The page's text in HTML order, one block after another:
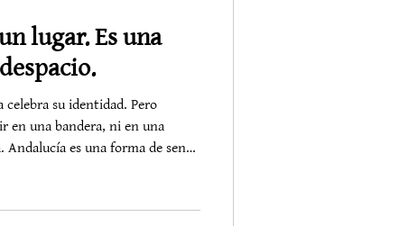
lugar. Es una
celebra su identidad. Pero
en una bandera, ni en una
es una forma de sentir
En el sonido lejano de una